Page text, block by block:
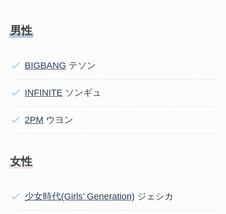
男性
BIGBANG テソン
INFINITE ソンギュ
2PM ウヨン
女性
少女時代(Girls’ Generation) ジェシカ